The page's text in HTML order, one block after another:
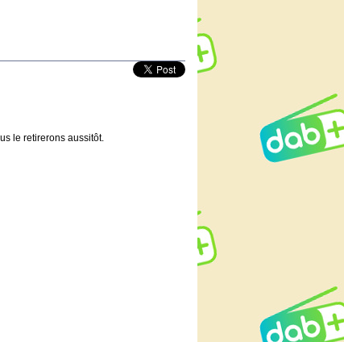
le retirerons aussitôt.